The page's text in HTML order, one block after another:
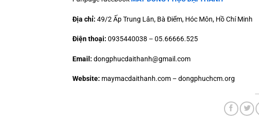
Địa chỉ: 49/2 Ấp Trung Lân, Bà Điểm, Hóc Môn, Hồ Chí Minh
Điện thoại: 0935440038 – 05.66666.525
Email: dongphucdaithanh@gmail.com
Website: maymacdaithanh.com – dongphuchcm.org